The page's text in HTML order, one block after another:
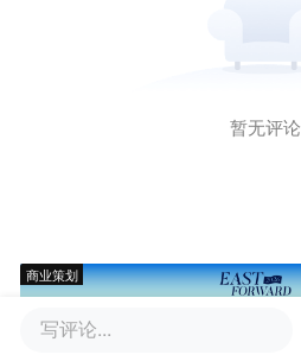
暂无评论
商业策划
写评论...